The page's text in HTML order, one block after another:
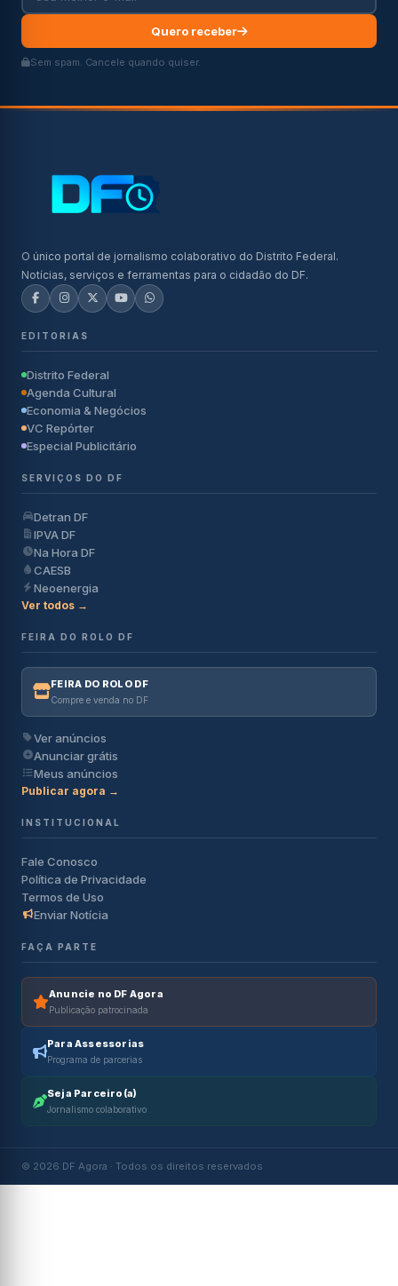
Quero receber
Sem spam. Cancele quando quiser.
O único portal de jornalismo colaborativo do Distrito Federal.
Notícias, serviços e ferramentas para o cidadão do DF.
EDITORIAS
Distrito Federal
Agenda Cultural
Economia & Negócios
VC Repórter
Especial Publicitário
SERVIÇOS DO DF
Detran DF
IPVA DF
Na Hora DF
CAESB
Neoenergia
Ver todos →
FEIRA DO ROLO DF
FEIRA DO ROLO DF
Compre e venda no DF
Ver anúncios
Anunciar grátis
Meus anúncios
Publicar agora →
INSTITUCIONAL
Fale Conosco
Política de Privacidade
Termos de Uso
Enviar Notícia
FAÇA PARTE
Anuncie no DF Agora
Publicação patrocinada
Para Assessorias
Programa de parcerias
Seja Parceiro(a)
Jornalismo colaborativo
© 2026 DF Agora · Todos os direitos reservados